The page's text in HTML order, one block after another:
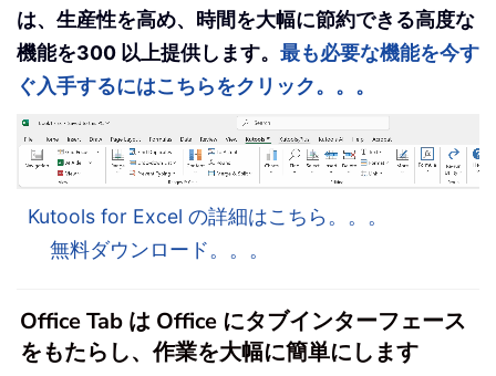
は、生産性を高め、時間を大幅に節約できる高度な
機能を300 以上提供します。 最も必要な機能を今す
ぐ入手するにはこちらをクリック。。。
Kutools for Excel の詳細はこちら。。。
無料ダウンロード。。。
Office Tab は Office にタブインターフェース
をもたらし、作業を大幅に簡単にします